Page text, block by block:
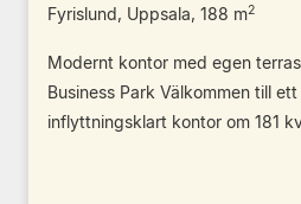
Fyrislund, Uppsala, 188 m2
Modernt kontor med egen
Business Park Välkommen till
inflyttningsklart kontor om 181